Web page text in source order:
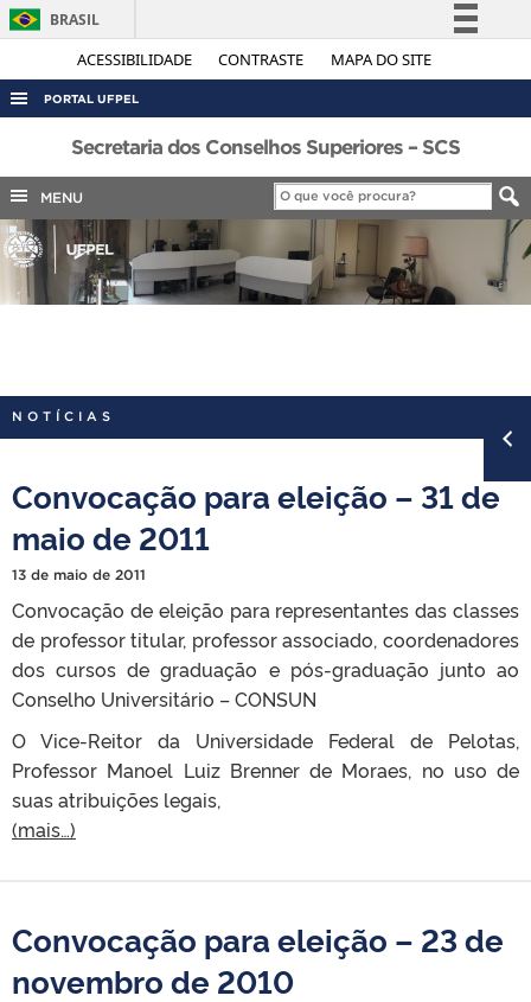
ACESSIBILIDADE CONTRASTE MAPA DO SITE
BRASIL
Simplifique!
Acesso à informação
Legislação
PORTAL UFPEL
ACESSO À INFORMAÇÃO
AUDITORIA
COBALTO
CONCURSOS
EDITAIS
PORTARIAS
Secretaria dos Conselhos Superiores – SCS
MENU
NOTÍCIAS
Convocação para eleição – 31 de
maio de 2011
13 de maio de 2011
Convocação de eleição para representantes das classes
de professor titular, professor associado, coordenadores
dos cursos de graduação e pós-graduação junto ao
Conselho Universitário – CONSUN
O Vice-Reitor da Universidade Federal de Pelotas,
Professor Manoel Luiz Brenner de Moraes, no uso de
suas atribuições legais,
(mais…)
Convocação para eleição – 23 de
novembro de 2010